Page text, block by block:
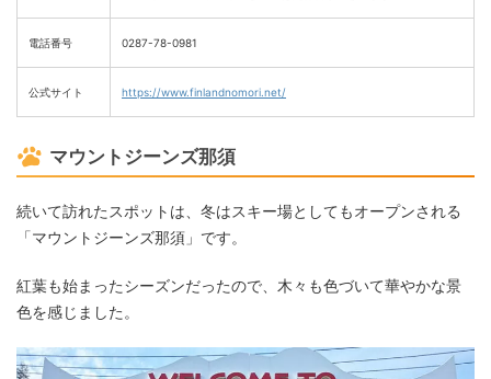
電話番号 0287-78-0981
公式サイト https://www.finlandnomori.net/
マウントジーンズ那須
続いて訪れたスポットは、冬はスキー場としてもオープンされる
「マウントジーンズ那須」です。
紅葉も始まったシーズンだったので、木々も色づいて華やかな景
色を感じました。